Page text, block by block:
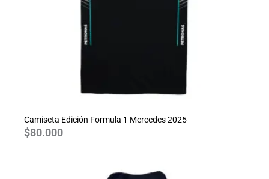
Camiseta Edición Formula 1 Mercedes 2025
$80.000